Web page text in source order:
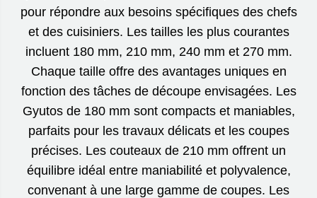
pour répondre aux besoins spécifiques des chefs
et des cuisiniers. Les tailles les plus courantes
incluent 180 mm, 210 mm, 240 mm et 270 mm.
Chaque taille offre des avantages uniques en
fonction des tâches de découpe envisagées. Les
Gyutos de 180 mm sont compacts et maniables,
parfaits pour les travaux délicats et les coupes
précises. Les couteaux de 210 mm offrent un
équilibre idéal entre maniabilité et polyvalence,
convenant à une large gamme de coupes. Les